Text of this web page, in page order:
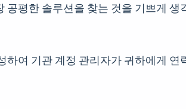
평한 솔루션을 찾는 것을 기쁘게
여 기관 계정 관리자가 귀하에게 연